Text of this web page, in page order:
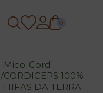
0
/
Mico-Cord
CORDICEPS 100%
HIFAS DA TERRA